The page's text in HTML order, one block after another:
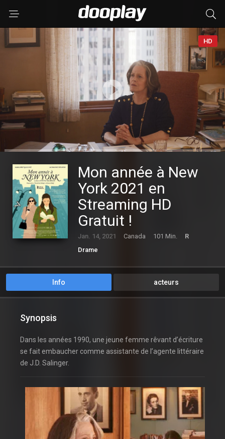
HD
Mon année à New
York 2021 en
Streaming HD
Gratuit !
Jan. 14, 2021 Canada 101 Min.
R
Drame
Info acteurs
Synopsis
Dans les années 1990, une jeune femme rêvant d’écriture
se fait embaucher comme assistante de l’agente littéraire
de J.D. Salinger.